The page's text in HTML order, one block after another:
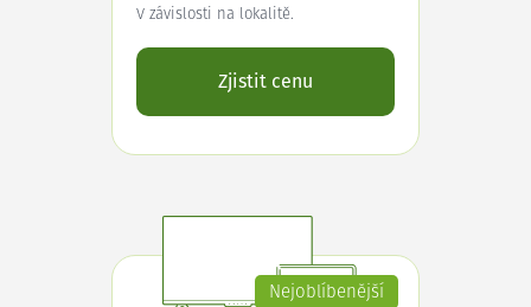
V závislosti na lokalitě.
Zjistit cenu
Nejoblíbenější